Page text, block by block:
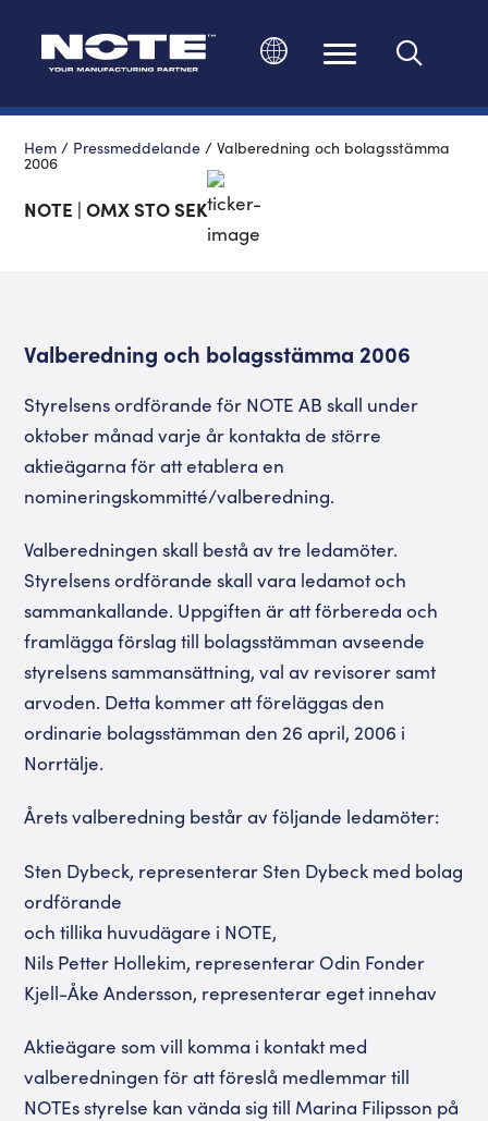
Hem / Pressmeddelande /Valberedning och bolagsstämma
2006
NOTE | OMX STO SEK
Valberedning och bolagsstämma 2006
Styrelsens ordförande för NOTE AB skall under
oktober månad varje år kontakta de större
aktieägarna för att etablera en
nomineringskommitté/valberedning.
Valberedningen skall bestå av tre ledamöter.
Styrelsens ordförande skall vara ledamot och
sammankallande. Uppgiften är att förbereda och
framlägga förslag till bolagsstämman avseende
styrelsens sammansättning, val av revisorer samt
arvoden. Detta kommer att föreläggas den
ordinarie bolagsstämman den 26 april, 2006 i
Norrtälje.
Årets valberedning består av följande ledamöter:
Sten Dybeck, representerar Sten Dybeck med bolag
ordförande
och tillika huvudägare i NOTE,
Nils Petter Hollekim, representerar Odin Fonder
Kjell-Åke Andersson, representerar eget innehav
Aktieägare som vill komma i kontakt med
valberedningen för att föreslå medlemmar till
NOTEs styrelse kan vända sig till Marina Filipsson på